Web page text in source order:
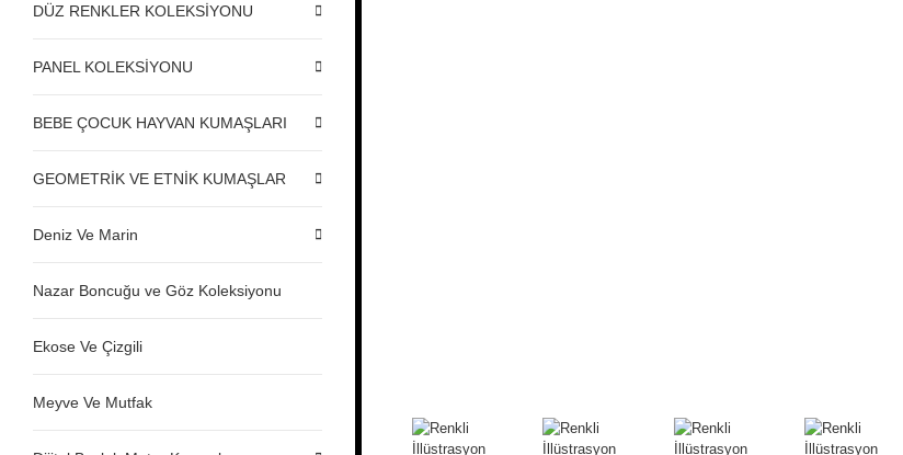
DÜZ RENKLER KOLEKSİYONU
PANEL KOLEKSİYONU
BEBE ÇOCUK HAYVAN KUMAŞLARI
GEOMETRİK VE ETNİK KUMAŞLAR
Deniz Ve Marin
Nazar Boncuğu ve Göz Koleksiyonu
Ekose Ve Çizgili
Meyve Ve Mutfak